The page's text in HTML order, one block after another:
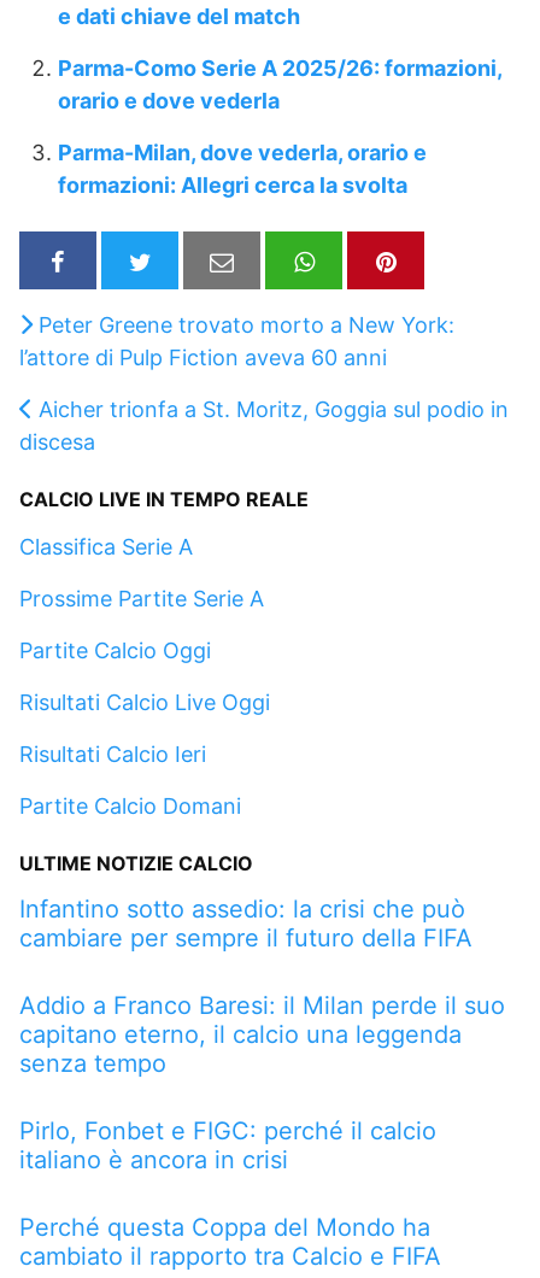
e dati chiave del match
Parma-Como Serie A 2025/26: formazioni,
orario e dove vederla
Parma-Milan, dove vederla, orario e
formazioni: Allegri cerca la svolta
Peter Greene trovato morto a New York:
l’attore di Pulp Fiction aveva 60 anni
Aicher trionfa a St. Moritz, Goggia sul podio in
discesa
CALCIO LIVE IN TEMPO REALE
Classifica Serie A
Prossime Partite Serie A
Partite Calcio Oggi
Risultati Calcio Live Oggi
Risultati Calcio Ieri
Partite Calcio Domani
ULTIME NOTIZIE CALCIO
Infantino sotto assedio: la crisi che può
cambiare per sempre il futuro della FIFA
Addio a Franco Baresi: il Milan perde il suo
capitano eterno, il calcio una leggenda
senza tempo
Pirlo, Fonbet e FIGC: perché il calcio
italiano è ancora in crisi
Perché questa Coppa del Mondo ha
cambiato il rapporto tra Calcio e FIFA